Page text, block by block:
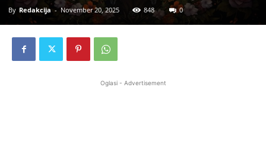
By Redakcija - November 20, 2025 848 0
Oglasi - Advertisement